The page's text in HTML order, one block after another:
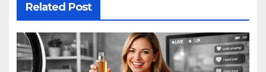
Related Post